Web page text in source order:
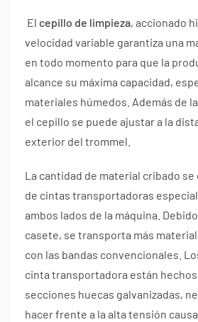
El cepillo de limpieza, accionado
velocidad variable garantiza una
en todo momento para que la
alcance su máxima capacidad,
materiales húmedos. Además de
el cepillo se puede ajustar a la
exterior del trommel.
La cantidad de material cribado se
de cintas transportadoras
ambos lados de la máquina.
casete, se transporta más
con las bandas convencionales.
cinta transportadora están
secciones huecas galvanizadas,
hacer frente a la alta tensión